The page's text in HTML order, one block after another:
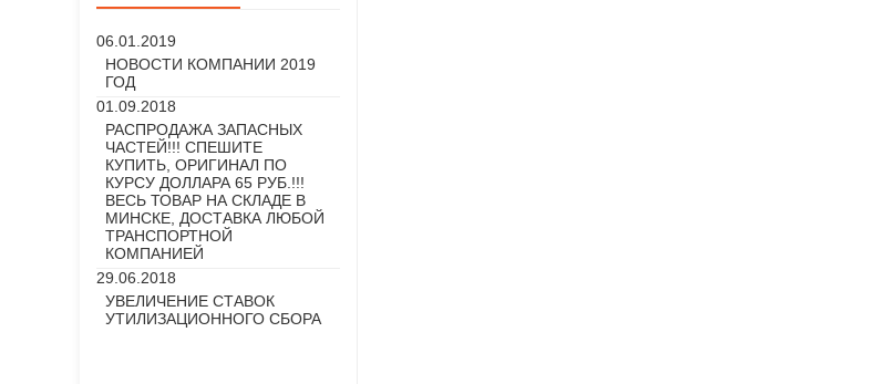
06.01.2019
НОВОСТИ КОМПАНИИ 2019
ГОД
01.09.2018
РАСПРОДАЖА ЗАПАСНЫХ
ЧАСТЕЙ!!! СПЕШИТЕ
КУПИТЬ, ОРИГИНАЛ ПО
КУРСУ ДОЛЛАРА 65 РУБ.!!!
ВЕСЬ ТОВАР НА СКЛАДЕ В
МИНСКЕ, ДОСТАВКА ЛЮБОЙ
ТРАНСПОРТНОЙ
КОМПАНИЕЙ
29.06.2018
УВЕЛИЧЕНИЕ СТАВОК
УТИЛИЗАЦИОННОГО СБОРА